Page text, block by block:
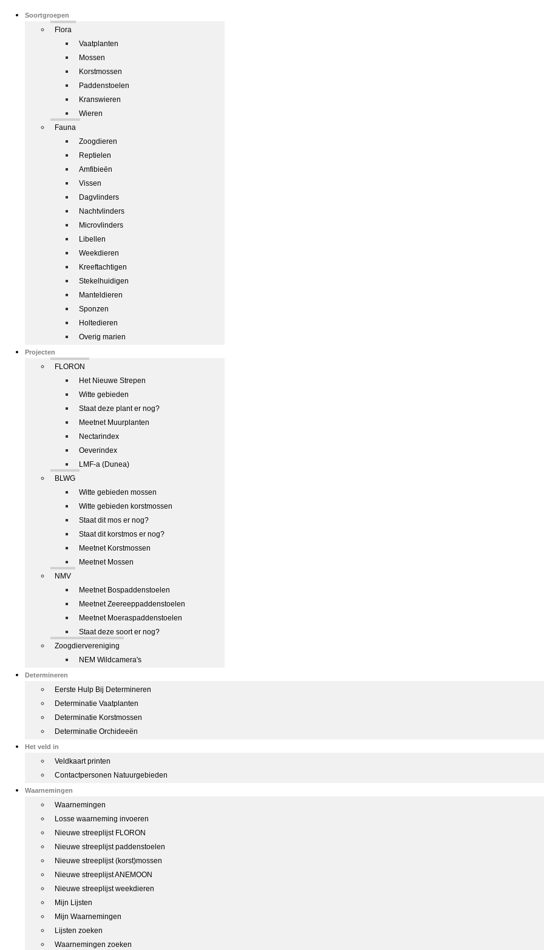
Soortgroepen
Flora
Vaatplanten
Mossen
Korstmossen
Paddenstoelen
Kranswieren
Wieren
Fauna
Zoogdieren
Reptielen
Amfibieën
Vissen
Dagvlinders
Nachtvlinders
Microvlinders
Libellen
Weekdieren
Kreeftachtigen
Stekelhuidigen
Manteldieren
Sponzen
Holtedieren
Overig marien
Projecten
FLORON
Het Nieuwe Strepen
Witte gebieden
Staat deze plant er nog?
Meetnet Muurplanten
Nectarindex
Oeverindex
LMF-a (Dunea)
BLWG
Witte gebieden mossen
Witte gebieden korstmossen
Staat dit mos er nog?
Staat dit korstmos er nog?
Meetnet Korstmossen
Meetnet Mossen
NMV
Meetnet Bospaddenstoelen
Meetnet Zeereeppaddenstoelen
Meetnet Moeraspaddenstoelen
Staat deze soort er nog?
Zoogdiervereniging
NEM Wildcamera's
Determineren
Eerste Hulp Bij Determineren
Determinatie Vaatplanten
Determinatie Korstmossen
Determinatie Orchideeën
Het veld in
Veldkaart printen
Contactpersonen Natuurgebieden
Waarnemingen
Waarnemingen
Losse waarneming invoeren
Nieuwe streeplijst FLORON
Nieuwe streeplijst paddenstoelen
Nieuwe streeplijst (korst)mossen
Nieuwe streeplijst ANEMOON
Nieuwe streeplijst weekdieren
Mijn Lijsten
Mijn Waarnemingen
Lijsten zoeken
Waarnemingen zoeken